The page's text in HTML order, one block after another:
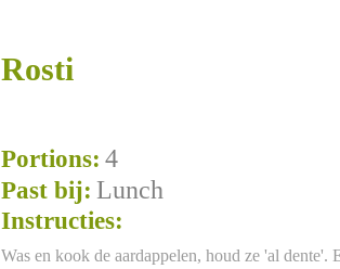
Rosti
Portions: 4
Past bij: Lunch
Instructies:
Was en kook de aardappelen, houd ze 'al